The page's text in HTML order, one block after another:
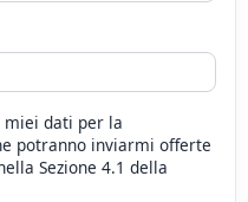
dati per la
potranno inviarmi offerte
Sezione 4.1 della